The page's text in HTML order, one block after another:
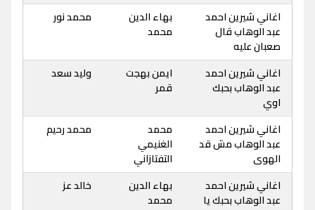
اغاني شيرين احمد
عبد الوهاب قال
صعبان عليه
بهاء الدين
محمد
محمد نور
اغاني شيرين احمد
عبد الوهاب بحبك
اوي
ايمن بهجت
قمر
وليد سعد
اغاني شيرين احمد
عبد الوهاب مش قد
الهوى
محمد
الغنيمي
التفتازاني
محمد رحيم
اغاني شيرين احمد
عبد الوهاب بحبك يا
بهاء الدين
محمد
خالد عز